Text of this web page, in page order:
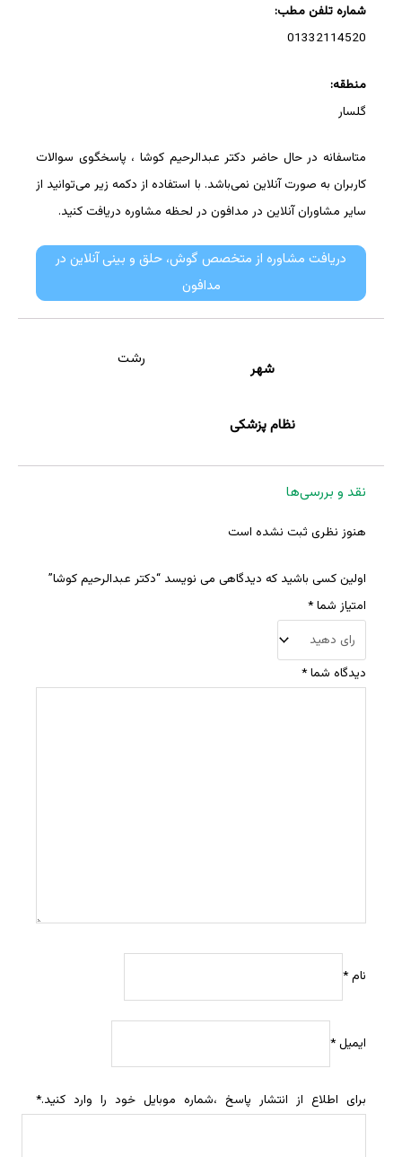
شماره تلفن مطب:
01332114520
منطقه:
گلسار
متاسفانه در حال حاضر دکتر عبدالرحیم کوشا ، پاسخگوی سوالات
کاربران به صورت آنلاین نمی‌باشد. با استفاده از دکمه زیر می‌توانید از
سایر مشاوران آنلاین در مدافون در لحظه مشاوره دریافت کنید.
دریافت مشاوره از متخصص گوش، حلق و بینی آنلاین در
مدافون
شهر
رشت
نظام پزشکی
نقد و بررسی‌ها
هنوز نظری ثبت نشده است
اولین کسی باشید که دیدگاهی می نویسد “دکتر عبدالرحیم کوشا”
امتیاز شما*
دیدگاه شما*
نام*
ایمیل*
برای اطلاع از انتشار پاسخ ،شماره موبایل خود را وارد کنید.*